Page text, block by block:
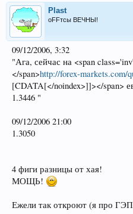
Plast
оFFтсы ВЕЧНЫ!
09/12/2006, 3:32
"Ага, сейчас на <span
</span>http://forex-markets.com/
[CDATA[</noindex>]]></span>
1.3446 "
09/12/2006 21:00
1.3050
4 фиги разницы от хая!
МОЩЬ!
Ежели так откроют (я про